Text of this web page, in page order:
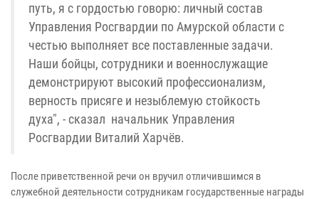
путь, я с гордостью говорю: личный состав
Управления Росгвардии по Амурской области с
честью выполняет все поставленные задачи.
Наши бойцы, сотрудники и военнослужащие
демонстрируют высокий профессионализм,
верность присяге и незыблемую стойкость
духа", - сказал начальник Управления
Росгвардии Виталий Харчёв.
После приветственной речи он вручил отличившимся в
служебной деятельности сотрудникам государственные награды